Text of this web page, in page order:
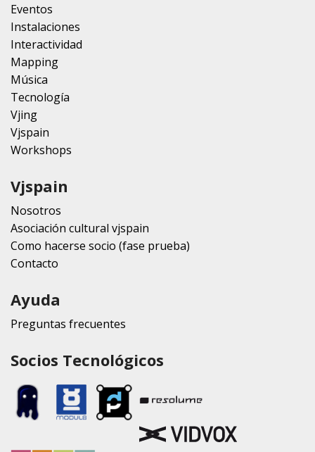
Eventos
Instalaciones
Interactividad
Mapping
Música
Tecnología
Vjing
Vjspain
Workshops
Vjspain
Nosotros
Asociación cultural vjspain
Como hacerse socio (fase prueba)
Contacto
Ayuda
Preguntas frecuentes
Socios Tecnológicos